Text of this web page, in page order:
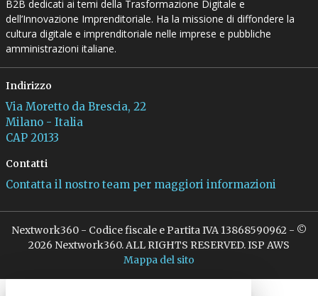
B2B dedicati ai temi della Trasformazione Digitale e
dell’Innovazione Imprenditoriale. Ha la missione di diffondere la
cultura digitale e imprenditoriale nelle imprese e pubbliche
amministrazioni italiane.
Indirizzo
Via Moretto da Brescia, 22
Milano - Italia
CAP 20133
Contatti
Contatta il nostro team per maggiori informazioni
Nextwork360 - Codice fiscale e Partita IVA 13868590962 - ©
2026 Nextwork360. ALL RIGHTS RESERVED. ISP AWS
Mappa del sito